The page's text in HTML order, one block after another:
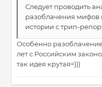
Следует проводить
разоблачения мифов
истории с трип-
Особенно
лет с Российским
так идея крутая=)))